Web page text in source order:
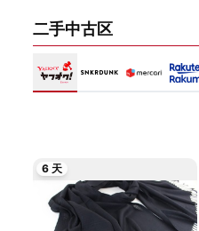
二手中古区
6 天